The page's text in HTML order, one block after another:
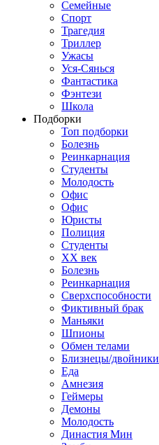
Семейные
Спорт
Трагедия
Триллер
Ужасы
Уся-Сянься
Фантастика
Фэнтези
Школа
Подборки
Топ подборки
Болезнь
Реинкарнация
Студенты
Молодость
Офис
Офис
Юристы
Полиция
Студенты
ХХ век
Болезнь
Реинкарнация
Сверхспособности
Фиктивный брак
Маньяки
Шпионы
Обмен телами
Близнецы/двойники
Еда
Амнезия
Геймеры
Демоны
Молодость
Династия Мин